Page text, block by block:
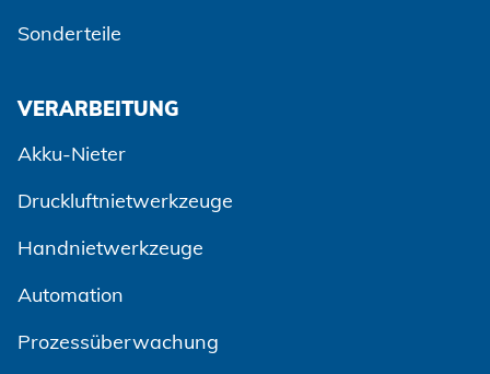
Sonderteile
VERARBEITUNG
Akku-Nieter
Druckluftnietwerkzeuge
Handnietwerkzeuge
Automation
Prozessüberwachung